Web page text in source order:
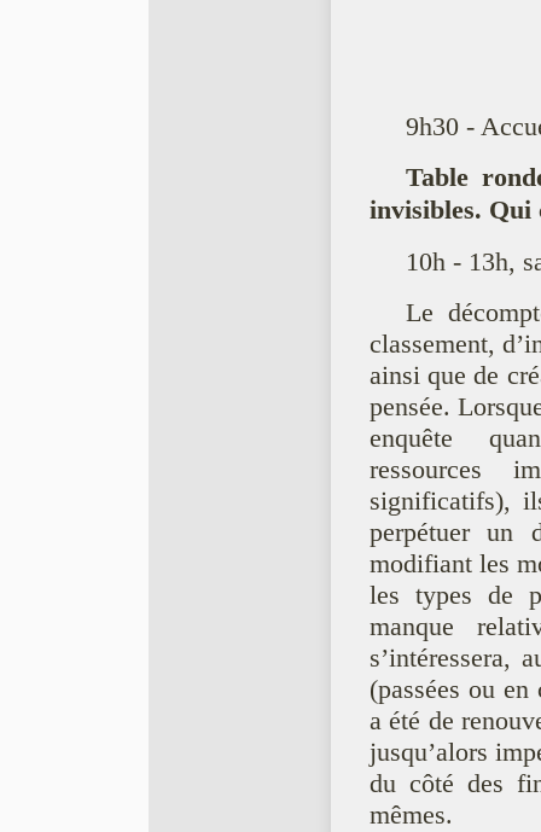
9h30 -
Table
invisibles. Qui
10h - 13h,
Le
classement,
ainsi que de
pensée.
enquête
ressources
significatifs),
perpétuer un
modifiant les
les types de
manque
s’intéressera,
(passées ou
a été de
jusqu’alors
du côté des
mêmes.